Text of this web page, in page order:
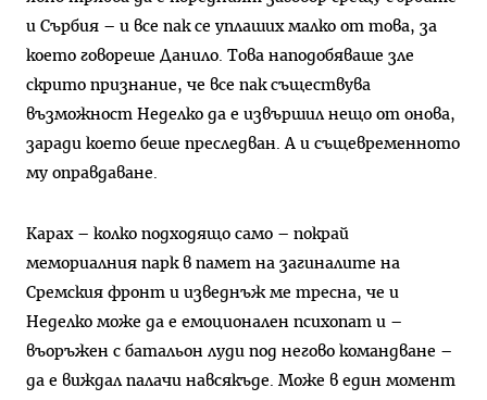
и Сърбия – и все пак се уплаших малко от това, за
което говореше Данило. Това наподобяваше зле
скрито признание, че все пак съществува
възможност Неделко да е извършил нещо от онова,
заради което беше преследван. А и същевременното
му оправдаване.
Карах – колко подходящо само – покрай
мемориалния парк в памет на загиналите на
Сремския фронт и изведнъж ме тресна, че и
Неделко може да е емоционален психопат и –
въоръжен с батальон луди под негово командване –
да е виждал палачи навсякъде. Може в един момент